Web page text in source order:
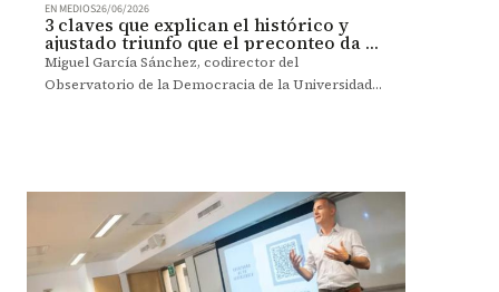
EN MEDIOS26/06/2026
3 claves que explican el histórico y
ajustado triunfo que el preconteo da a
De la Espriella
Miguel García Sánchez, codirector del
Observatorio de la Democracia de la Universidad